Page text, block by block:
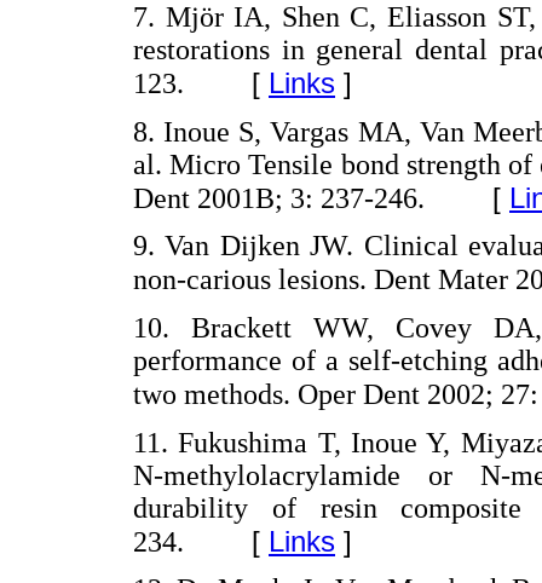
7. Mjör IA, Shen C, Eliasson
restorations in general dental
123. [ Links ]
8. Inoue S, Vargas MA, Van
al. Micro Tensile bond strength of
Dent 2001B; 3: 237-246. [
9. Van Dijken JW. Clinical
non-carious lesions. Dent Mater
10. Brackett WW, Covey
performance of a self-etching
two methods. Oper Dent 2002;
11. Fukushima T, Inoue Y,
N-methylolacrylamide or N-
durability of resin
234. [ Links ]